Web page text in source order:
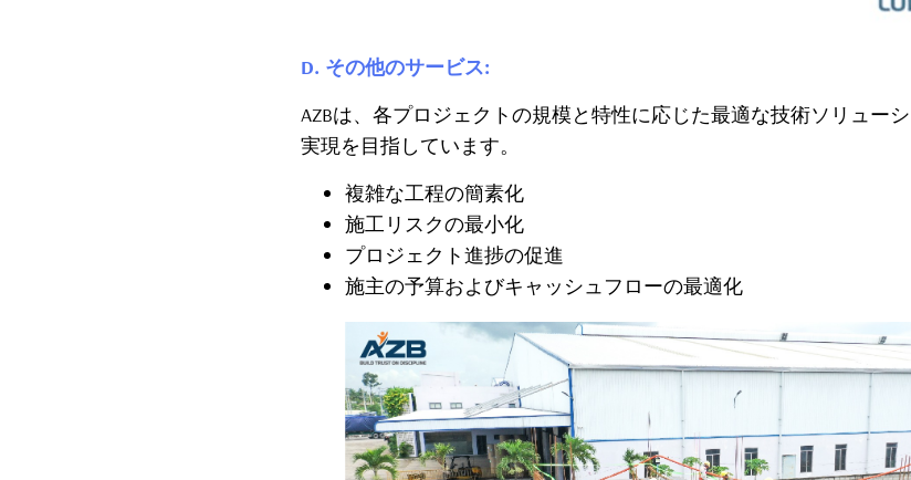
D. その他のサービス:
AZBは、各プロジェクトの規模と特性に応じた最適な技術ソリュー
実現を目指しています。
複雑な工程の簡素化
施工リスクの最小化
プロジェクト進捗の促進
施主の予算およびキャッシュフローの最適化